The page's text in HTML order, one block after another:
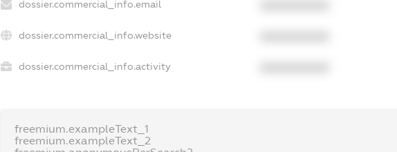
dossier.commercial_info.email
dossier.commercial_info.website
dossier.commercial_info.activity
freemium.exampleText_1
freemium.exampleText_2